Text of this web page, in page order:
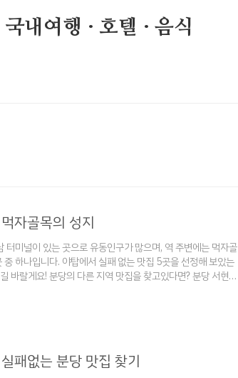
내여행 · 호텔 · 음식
자골목의 성지
미널이 있는 곳으로 유동인구가 많으며, 역 주변에는 먹자골
하나입니다. 야탑에서 실패 없는 맛집 5곳을 선정해 보았는
바랄게요! 분당의 다른 지역 맛집을 찾고있다면? 분당 서현역
으로 유동인구가 많은 곳이라 유명한 맛집이 많이 있기 마련
패없는 분당 맛집 찾기